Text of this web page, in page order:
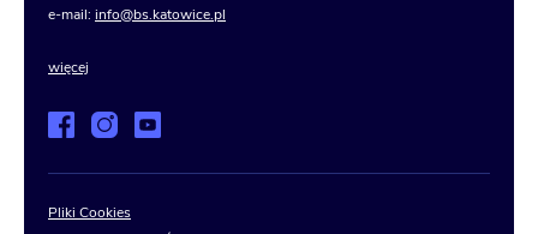
e-mail: info@bs.katowice.pl
więcej
Pliki Cookies